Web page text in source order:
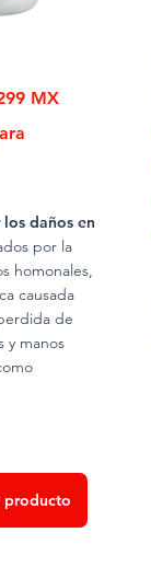
MX
daños en
por la
homonales,
causada
de
y manos
producto